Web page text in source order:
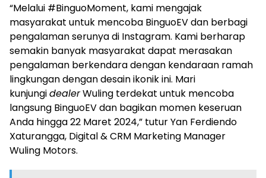
“Melalui #BinguoMoment, kami mengajak
masyarakat untuk mencoba BinguoEV dan berbagi
pengalaman serunya di Instagram. Kami berharap
semakin banyak masyarakat dapat merasakan
pengalaman berkendara dengan kendaraan ramah
lingkungan dengan desain ikonik ini. Mari
kunjungidealerWuling terdekat untuk mencoba
langsung BinguoEV dan bagikan momen keseruan
Anda hingga 22 Maret 2024,” tutur Yan Ferdiendo
Xaturangga, Digital & CRM Marketing Manager
Wuling Motors.